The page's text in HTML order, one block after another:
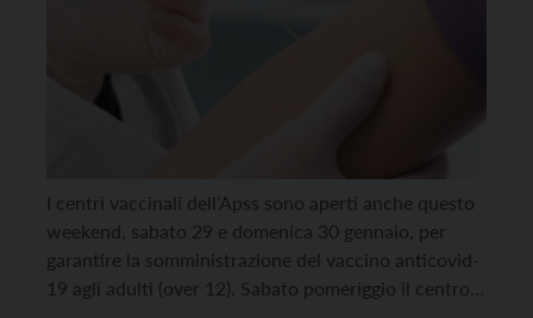
I centri vaccinali dell’Apss sono aperti anche questo
weekend, sabato 29 e domenica 30 gennaio, per
garantire la somministrazione del vaccino anticovid-
19 agli adulti (over 12). Sabato pomeriggio il centro